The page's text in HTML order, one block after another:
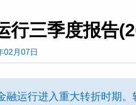
行三季度报告
02月07日
融运行进入重大转折时期